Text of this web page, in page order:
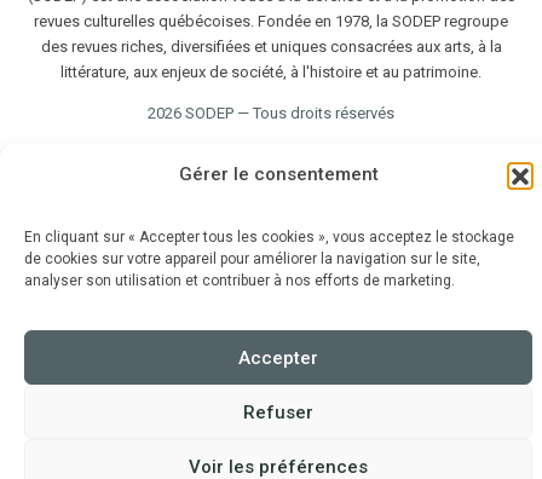
Gérer le consentement
En cliquant sur « Accepter tous les cookies », vous acceptez le stockage
de cookies sur votre appareil pour améliorer la navigation sur le site,
analyser son utilisation et contribuer à nos efforts de marketing.
Accepter
Refuser
Voir les préférences
revues culturelles québécoises. Fondée en 1978, la SODEP regroupe
des revues riches, diversifiées et uniques consacrées aux arts, à la
littérature, aux enjeux de société, à l'histoire et au patrimoine.
2026 SODEP — Tous droits réservés